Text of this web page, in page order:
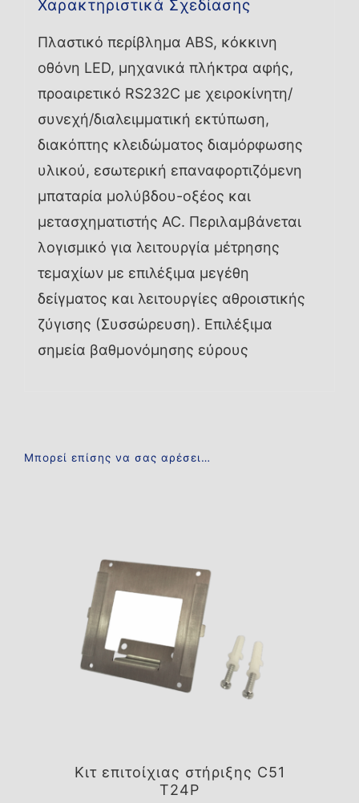
Χαρακτηριστικά Σχεδίασης
Πλαστικό περίβλημα ABS, κόκκινη
οθόνη LED, μηχανικά πλήκτρα αφής,
προαιρετικό RS232C με χειροκίνητη/
συνεχή/διαλειμματική εκτύπωση,
διακόπτης κλειδώματος διαμόρφωσης
υλικού, εσωτερική επαναφορτιζόμενη
μπαταρία μολύβδου-οξέος και
μετασχηματιστής AC. Περιλαμβάνεται
λογισμικό για λειτουργία μέτρησης
τεμαχίων με επιλέξιμα μεγέθη
δείγματος και λειτουργίες αθροιστικής
ζύγισης (Συσσώρευση). Επιλέξιμα
σημεία βαθμονόμησης εύρους
Μπορεί επίσης να σας αρέσει…
Κιτ επιτοίχιας στήριξης C51
T24P